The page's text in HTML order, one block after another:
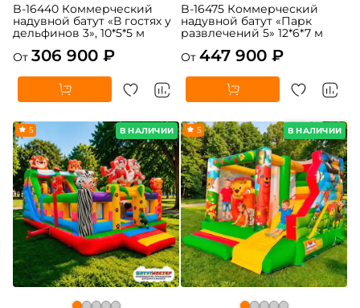
B-16440 Коммерческий
надувной батут «В гостях у
дельфинов 3», 10*5*5 м
От 306 900 ₽
B-16475 Коммерческий
надувной батут «Парк
развлечений 5» 12*6*7 м
От 447 900 ₽
В НАЛИЧИИ
5 В НАЛИЧИИ
5